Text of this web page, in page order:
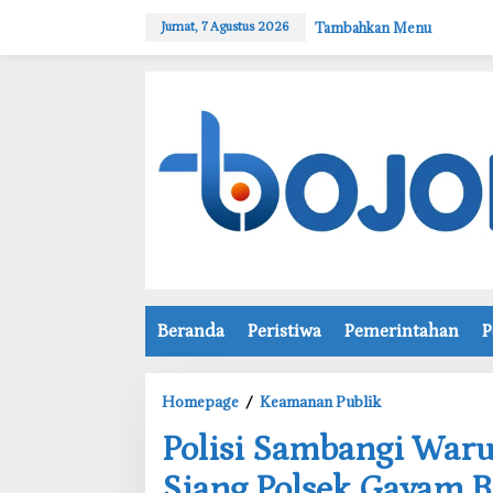
w
Jumat, 7 Agustus 2026 Tambahkan Menu
Beranda Peristiwa Pemerintahan
Homepage / Keamanan Publik
o
l
‎Polisi Sambangi